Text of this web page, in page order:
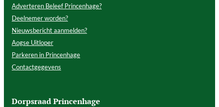
Adverteren Beleef Princenhage?
Deelnemer worden?
Nieuwsbericht aanmelden?
Aogse Uitloper
Parkeren in Princenhage
Contactgegevens
Dorpsraad Princenhage